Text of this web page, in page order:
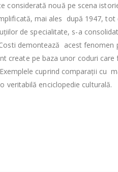
considerată nouă pe scena
mai ales după 1947, tot
de specialitate, s-a
demontează acest fenomen
create pe baza unor coduri
cuprind comparații cu
veritabilă enciclopedie culturală.